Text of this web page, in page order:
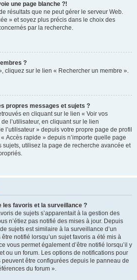
une page blanche ?!
résultats que ne peut gérer le serveur Web.
» et soyez plus précis dans le choix des
par la recherche.
?
cliquez sur le lien « Rechercher un membre ».
propres messages et sujets ?
en cliquant sur le lien « Voir vos
l’utilisateur, en cliquant sur le lien
l’utilisateur » depuis votre propre page de profil
Accès rapide » depuis n’importe quelle page
sujets, utilisez la page de recherche avancée et
les favoris et la surveillance ?
de sujets s’apparentait à la gestion des
n’étiez pas notifié des mises à jour. Depuis
sujets est similaire à la surveillance d’un
notifié lorsqu’un sujet favoris a été mis à
vous permet également d’être notifié lorsqu’il y
ou un forum. Les options de notifications pour
peuvent être configurées depuis le panneau de
du forum ».